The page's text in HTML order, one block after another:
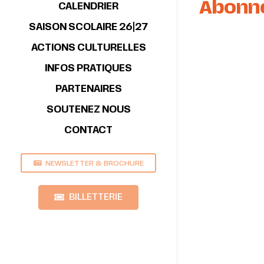
CALENDRIER
SAISON SCOLAIRE 26|27
ACTIONS CULTURELLES
INFOS PRATIQUES
PARTENAIRES
SOUTENEZ NOUS
CONTACT
NEWSLETTER & BROCHURE
BILLETTERIE